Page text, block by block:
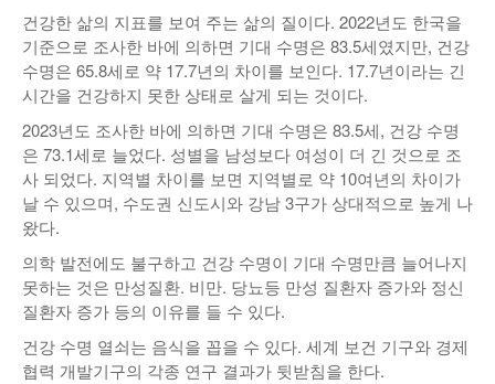
건강한 삶의 지표를 보여 주는 삶의 질이다. 2022년도 한국을
기준으로 조사한 바에 의하면 기대 수명은 83.5세였지만, 건강
수명은 65.8세로 약 17.7년의 차이를 보인다. 17.7년이라는 긴
시간을 건강하지 못한 상태로 살게 되는 것이다.
2023년도 조사한 바에 의하면 기대 수명은 83.5세, 건강 수명
은 73.1세로 늘었다. 성별을 남성보다 여성이 더 긴 것으로 조
사 되었다. 지역별 차이를 보면 지역별로 약 10여년의 차이가
날 수 있으며, 수도권 신도시와 강남 3구가 상대적으로 높게 나
왔다.
의학 발전에도 불구하고 건강 수명이 기대 수명만큼 늘어나지
못하는 것은 만성질환. 비만. 당뇨등 만성 질환자 증가와 정신
질환자 증가 등의 이유를 들 수 있다.
건강 수명 열쇠는 음식을 꼽을 수 있다. 세계 보건 기구와 경제
협력 개발기구의 각종 연구 결과가 뒷받침을 한다.